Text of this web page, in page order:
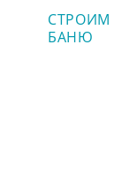
СТРОИМ
БАНЮ